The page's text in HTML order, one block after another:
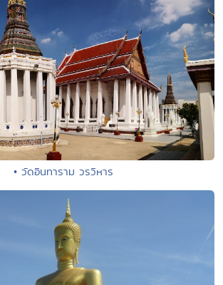
• วัดอินทาราม วรวิหาร